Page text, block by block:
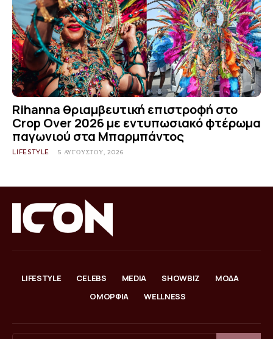
Rihanna θριαμβευτική επιστροφή στο
Crop Over 2026 με εντυπωσιακό φτέρωμα
παγωνιού στα Μπαρμπάντος
LIFESTYLE 5 ΑΥΓΟΎΣΤΟΥ, 2026
LIFESTYLE CELEBS MEDIA SHOWBIZ
ΜΟΔΑ
ΟΜΟΡΦΙΑ
WELLNESS